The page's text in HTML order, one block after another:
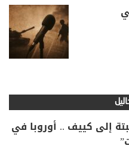
إلى كييف .. أوروبا في